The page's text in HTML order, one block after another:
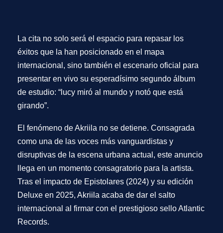
La cita no solo será el espacio para repasar los
éxitos que la han posicionado en el mapa
internacional, sino también el escenario oficial para
presentar en vivo su esperadísimo segundo álbum
de estudio: “lucy miró al mundo y notó que está
girando”.
El fenómeno de Akriila no se detiene. Consagrada
como una de las voces más vanguardistas y
disruptivas de la escena urbana actual, este anuncio
llega en un momento consagratorio para la artista.
Tras el impacto de Epistolares (2024) y su edición
Deluxe en 2025, Akriila acaba de dar el salto
internacional al firmar con el prestigioso sello Atlantic
Records.